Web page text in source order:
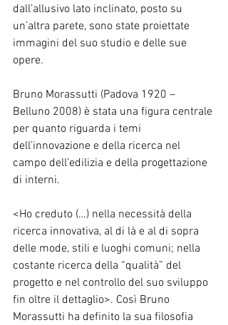
dall’allusivo lato inclinato, posto su
un’altra parete, sono state proiettate
immagini del suo studio e delle sue
opere.
Bruno Morassutti (Padova 1920 –
Belluno 2008) è stata una figura centrale
per quanto riguarda i temi
dell’innovazione e della ricerca nel
campo dell’edilizia e della progettazione
di interni.
<Ho creduto (…) nella necessità della
ricerca innovativa, al di là e al di sopra
delle mode, stili e luoghi comuni; nella
costante ricerca della “qualità” del
progetto e nel controllo del suo sviluppo
fin oltre il dettaglio>. Così Bruno
Morassutti ha definito la sua filosofia